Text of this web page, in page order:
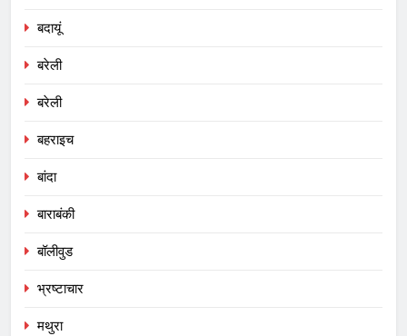
बदायूं
बरेली
बरेली
बहराइच
बांदा
बाराबंकी
बॉलीवुड
भ्रष्टाचार
मथुरा